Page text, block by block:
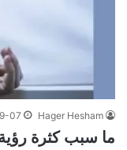
Hager Hesham
07
ما سبب كثرة